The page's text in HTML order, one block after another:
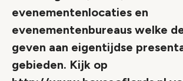
evenementenlocaties en
evenementenbureaus welke
geven aan eigentijdse
gebieden. Kijk op